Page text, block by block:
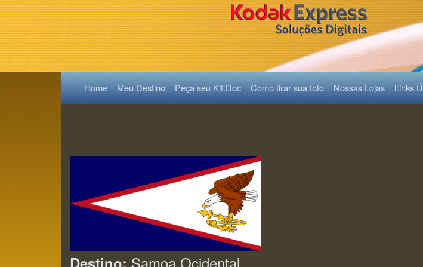
Home(current)
Meu Destino Peça seu Kit.Doc Como tirar sua foto Nossas Lojas Links
Destino: Samoa Ocidental